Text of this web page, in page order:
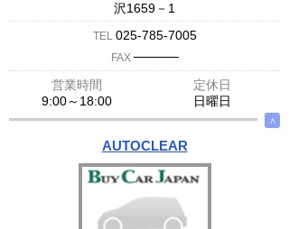
沢1659－1
TEL 025-785-7005
FAX ─────
営業時間
定休日
9:00～18:00
日曜日
∧
AUTOCLEAR